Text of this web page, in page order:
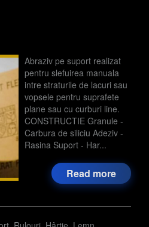
Abraziv pe suport realizat
pentru slefuirea manuala
intre straturile de lacuri sau
vopsele pentru suprafete
plane sau cu curburi line.
CONSTRUCTIE Granule -
Carbura de siliciu Adeziv -
Rasina Suport - Har...
Read more